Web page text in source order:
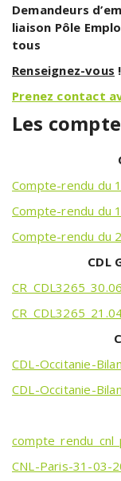
Demandeurs
liaison Pôle
tous
Renseignez-vous
Prenez contact
Les
Compte-rendu du
Compte-rendu du
Compte-rendu du
CDL
CDL-Occitanie-
CDL-Occitanie-
CNL-Paris-31-03-